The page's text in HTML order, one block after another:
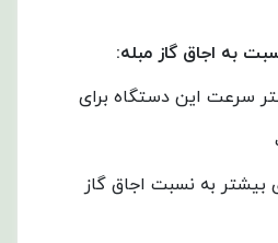
به اجاق گاز مبله:
سرعت این دستگاه برای
بیشتر به نسبت اجاق گاز